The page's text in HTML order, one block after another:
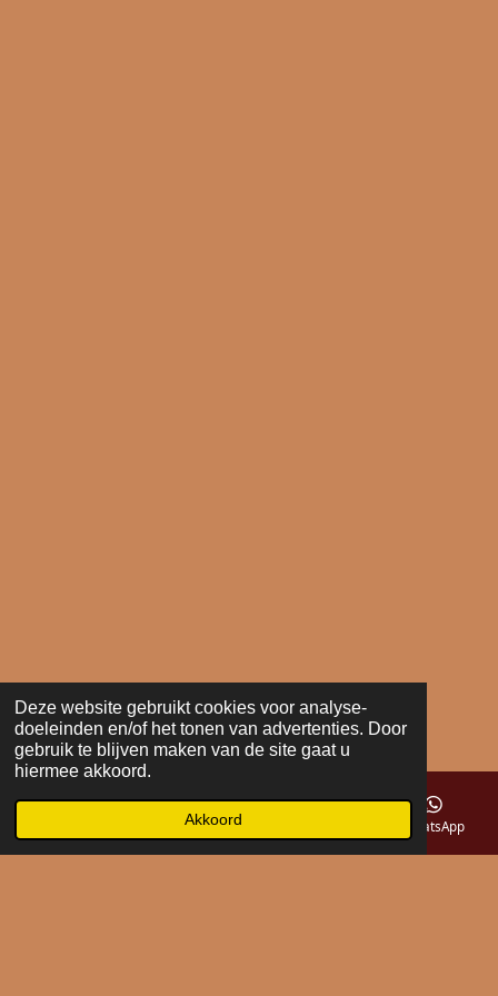
Deze website gebruikt cookies voor analyse-
doeleinden en/of het tonen van advertenties. Door
gebruik te blijven maken van de site gaat u
hiermee akkoord.
Akkoord
Telefoonnummer WhatsApp